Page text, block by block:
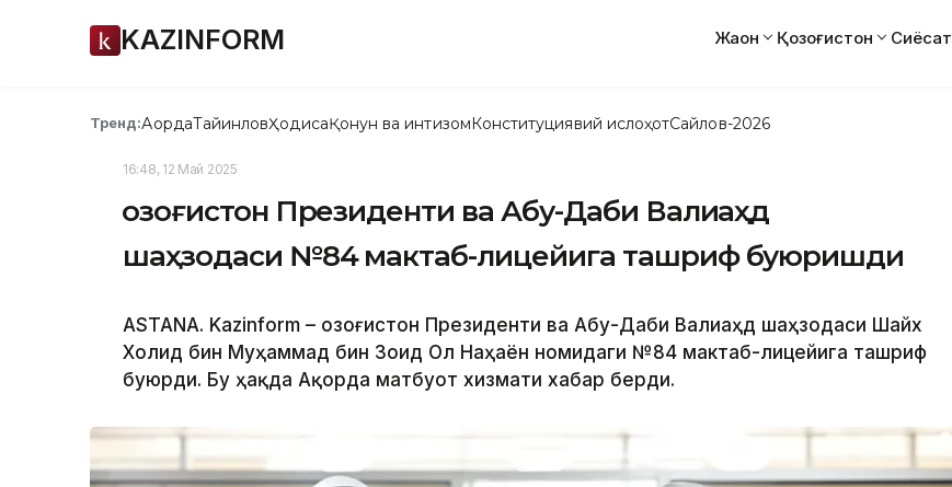
KAZINFORM Жаҳон Қозоғистон Сиёсат
Тренд:АқордаТайинловҲодисаҚонун ва интизомКонституциявий ислоҳотСайлов-2026
16:48, 12 Май 2025
Қозоғистон Президенти ва Абу-Даби Валиаҳд
шаҳзодаси №84 мактаб-лицейига ташриф буюришди
ASTANA. Kazinform – Қозоғистон Президенти ва Абу-Даби Валиаҳд шаҳзодаси Шайх
Холид бин Муҳаммад бин Зоид Ол Наҳаён номидаги №84 мактаб-лицейига ташриф
буюрди. Бу ҳақда Ақорда матбуот хизмати хабар берди.